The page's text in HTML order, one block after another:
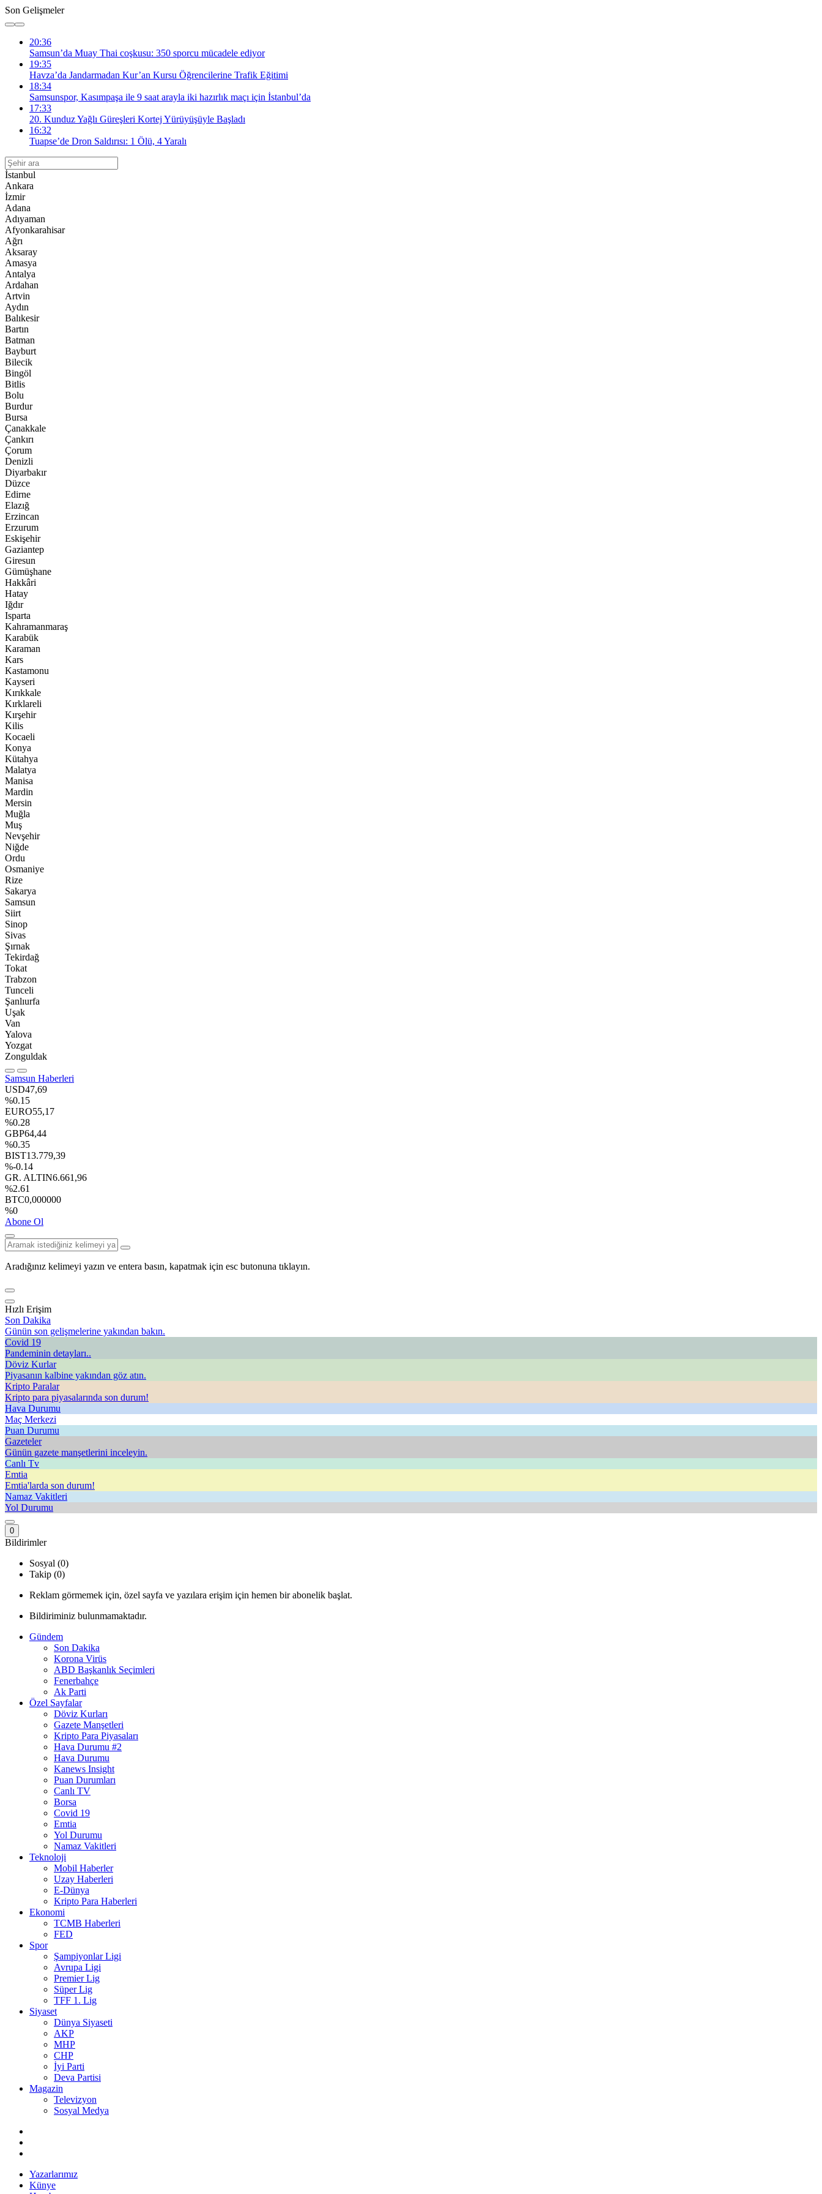
Son Gelişmeler
20:36
Samsun’da Muay Thai coşkusu: 350 sporcu mücadele ediyor
19:35
Havza’da Jandarmadan Kur’an Kursu Öğrencilerine Trafik Eğitimi
18:34
Samsunspor, Kasımpaşa ile 9 saat arayla iki hazırlık maçı için İstanbul’da
17:33
20. Kunduz Yağlı Güreşleri Kortej Yürüyüşüyle Başladı
16:32
Tuapse’de Dron Saldırısı: 1 Ölü, 4 Yaralı
İstanbul
Ankara
İzmir
Adana
Adıyaman
Afyonkarahisar
Ağrı
Aksaray
Amasya
Antalya
Ardahan
Artvin
Aydın
Balıkesir
Bartın
Batman
Bayburt
Bilecik
Bingöl
Bitlis
Bolu
Burdur
Bursa
Çanakkale
Çankırı
Çorum
Denizli
Diyarbakır
Düzce
Edirne
Elazığ
Erzincan
Erzurum
Eskişehir
Gaziantep
Giresun
Gümüşhane
Hakkâri
Hatay
Iğdır
Isparta
Kahramanmaraş
Karabük
Karaman
Kars
Kastamonu
Kayseri
Kırıkkale
Kırklareli
Kırşehir
Kilis
Kocaeli
Konya
Kütahya
Malatya
Manisa
Mardin
Mersin
Muğla
Muş
Nevşehir
Niğde
Ordu
Osmaniye
Rize
Sakarya
Samsun
Siirt
Sinop
Sivas
Şırnak
Tekirdağ
Tokat
Trabzon
Tunceli
Şanlıurfa
Uşak
Van
Yalova
Yozgat
Zonguldak
Samsun Haberleri
USD47,69
%0.15
EURO55,17
%0.28
GBP64,44
%0.35
BIST13.779,39
%-0.14
GR. ALTIN6.661,96
%2.61
BTC0,000000
%0
Abone Ol
Aradığınız kelimeyi yazın ve entera basın, kapatmak için esc butonuna tıklayın.
Hızlı Erişim
Son Dakika
Günün son gelişmelerine yakından bakın.
Covid 19
Pandeminin detayları..
Döviz Kurlar
Piyasanın kalbine yakından göz atın.
Kripto Paralar
Kripto para piyasalarında son durum!
Hava Durumu
Maç Merkezi
Puan Durumu
Gazeteler
Günün gazete manşetlerini inceleyin.
Canlı Tv
Emtia
Emtia'larda son durum!
Namaz Vakitleri
Yol Durumu
0
Bildirimler
Sosyal (0)
Takip (0)
Reklam görmemek için, özel sayfa ve yazılara erişim için hemen bir abonelik başlat.
Bildiriminiz bulunmamaktadır.
Gündem
Son Dakika
Korona Virüs
ABD Başkanlık Seçimleri
Fenerbahçe
Ak Parti
Özel Sayfalar
Döviz Kurları
Gazete Manşetleri
Kripto Para Piyasaları
Hava Durumu #2
Hava Durumu
Kanews Insight
Puan Durumları
Canlı TV
Borsa
Covid 19
Emtia
Yol Durumu
Namaz Vakitleri
Teknoloji
Mobil Haberler
Uzay Haberleri
E-Dünya
Kripto Para Haberleri
Ekonomi
TCMB Haberleri
FED
Spor
Şampiyonlar Ligi
Avrupa Ligi
Premier Lig
Süper Lig
TFF 1. Lig
Siyaset
Dünya Siyaseti
AKP
MHP
CHP
İyi Parti
Deva Partisi
Magazin
Televizyon
Sosyal Medya
Yazarlarımız
Künye